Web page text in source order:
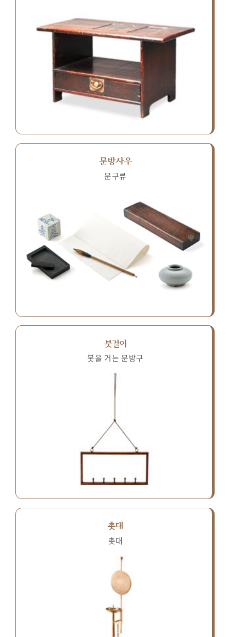
문방사우
문구류
붓걸이
붓을 거는 문방구
촛대
촛대